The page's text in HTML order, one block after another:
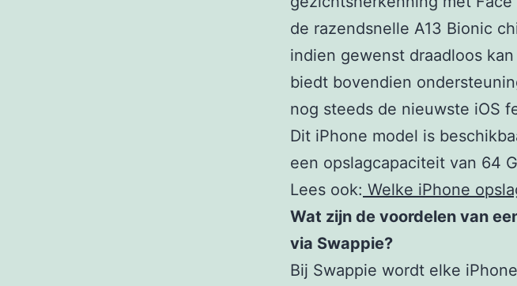
de razendsnelle A13 Bionic
indien gewenst draadloos
biedt bovendien
nog steeds de nieuwste iOS
Dit iPhone model is
een opslagcapaciteit van 64
Lees ook: Welke iPhone
Wat zijn de voordelen van
via Swappie?
Bij Swappie wordt elke